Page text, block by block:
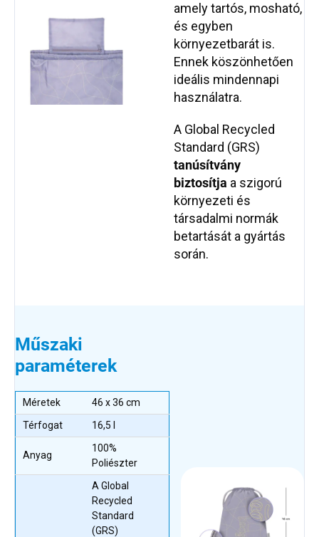
amely tartós, mosható,
és egyben
környezetbarát is.
Ennek köszönhetően
ideális mindennapi
használatra.
A Global Recycled
Standard (GRS)
tanúsítvány
biztosítja a szigorú
környezeti és
társadalmi normák
betartását a gyártás
során.
Műszaki
paraméterek
Méretek
46 x 36 cm
Térfogat
16,5 l
Anyag
100%
Poliészter
A Global
Recycled
Standard
(GRS)